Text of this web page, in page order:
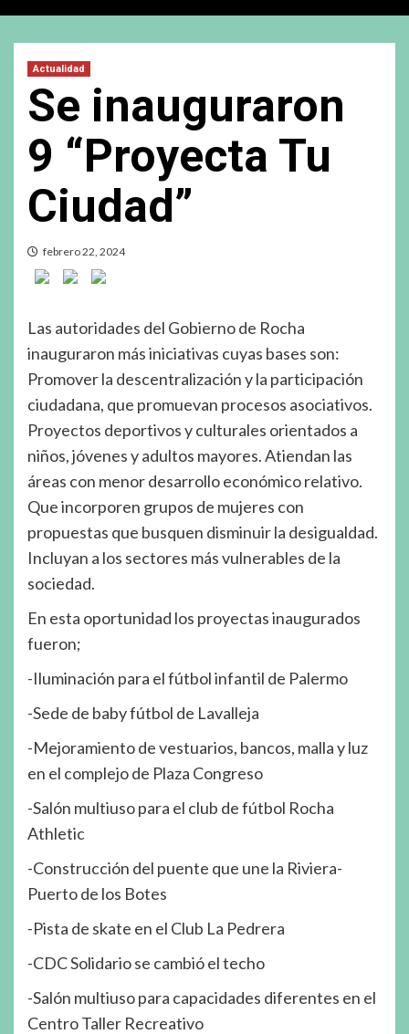
Actualidad
Se inauguraron
9 “Proyecta Tu
Ciudad”
febrero 22, 2024
Las autoridades del Gobierno de Rocha
inauguraron más iniciativas cuyas bases son:
Promover la descentralización y la participación
ciudadana, que promuevan procesos asociativos.
Proyectos deportivos y culturales orientados a
niños, jóvenes y adultos mayores. Atiendan las
áreas con menor desarrollo económico relativo.
Que incorporen grupos de mujeres con
propuestas que busquen disminuir la desigualdad.
Incluyan a los sectores más vulnerables de la
sociedad.
En esta oportunidad los proyectas inaugurados
fueron;
-Iluminación para el fútbol infantil de Palermo
-Sede de baby fútbol de Lavalleja
-Mejoramiento de vestuarios, bancos, malla y luz
en el complejo de Plaza Congreso
-Salón multiuso para el club de fútbol Rocha
Athletic
-Construcción del puente que une la Riviera-
Puerto de los Botes
-Pista de skate en el Club La Pedrera
-CDC Solidario se cambió el techo
-Salón multiuso para capacidades diferentes en el
Centro Taller Recreativo